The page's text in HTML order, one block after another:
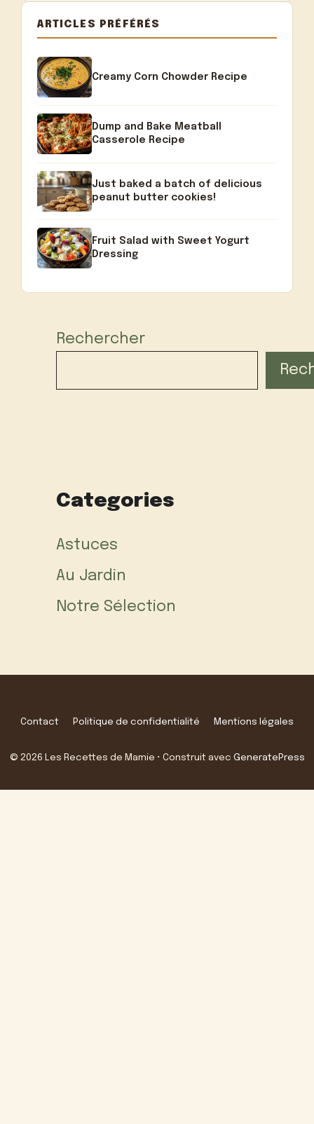
ARTICLES PRÉFÉRÉS
Creamy Corn Chowder Recipe
Dump and Bake Meatball
Casserole Recipe
Just baked a batch of delicious
peanut butter cookies!
Fruit Salad with Sweet Yogurt
Dressing
Rechercher
Categories
Astuces
Au Jardin
Notre Sélection
Contact Politique de confidentialité Mentions légales
© 2026 Les Recettes de Mamie • Construit avec GeneratePress